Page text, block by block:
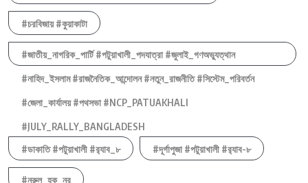
#চরবিজায় #কুয়াকাটা
#জাতীয়_নাগরিক_পার্টি #পটুয়াখালী_পদযাত্রা #জুলাই_গণঅভ্যুত্থান
#নাহিদ_ইসলাম #রাজনৈতিক_আন্দোলন #নতুন_রাজনীতি #সিস্টেম_পরিবর্তন
#জেলা_কার্যালয় #পথসভা #NCP_PATUAKHALI
#JULY_RALLY_BANGLADESH
#ডাকাতি #পটুয়াখালী #র‍্যাব_৮
#দূর্গাপুজা #পটুয়াখালী #র‍্যাব-৮
#নুরুল_হক_নুর